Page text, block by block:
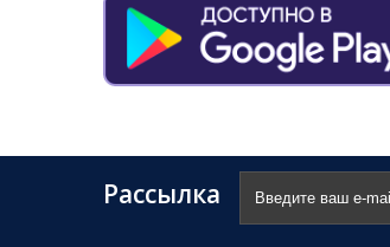
Рассылка